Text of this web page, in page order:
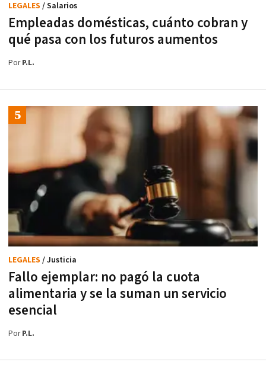
Empleadas domésticas, cuánto cobran y
qué pasa con los futuros aumentos
LEGALES / Salarios
PorP.L.
Fallo ejemplar: no pagó la cuota
alimentaria y se la suman un servicio
esencial
LEGALES / Justicia
PorP.L.